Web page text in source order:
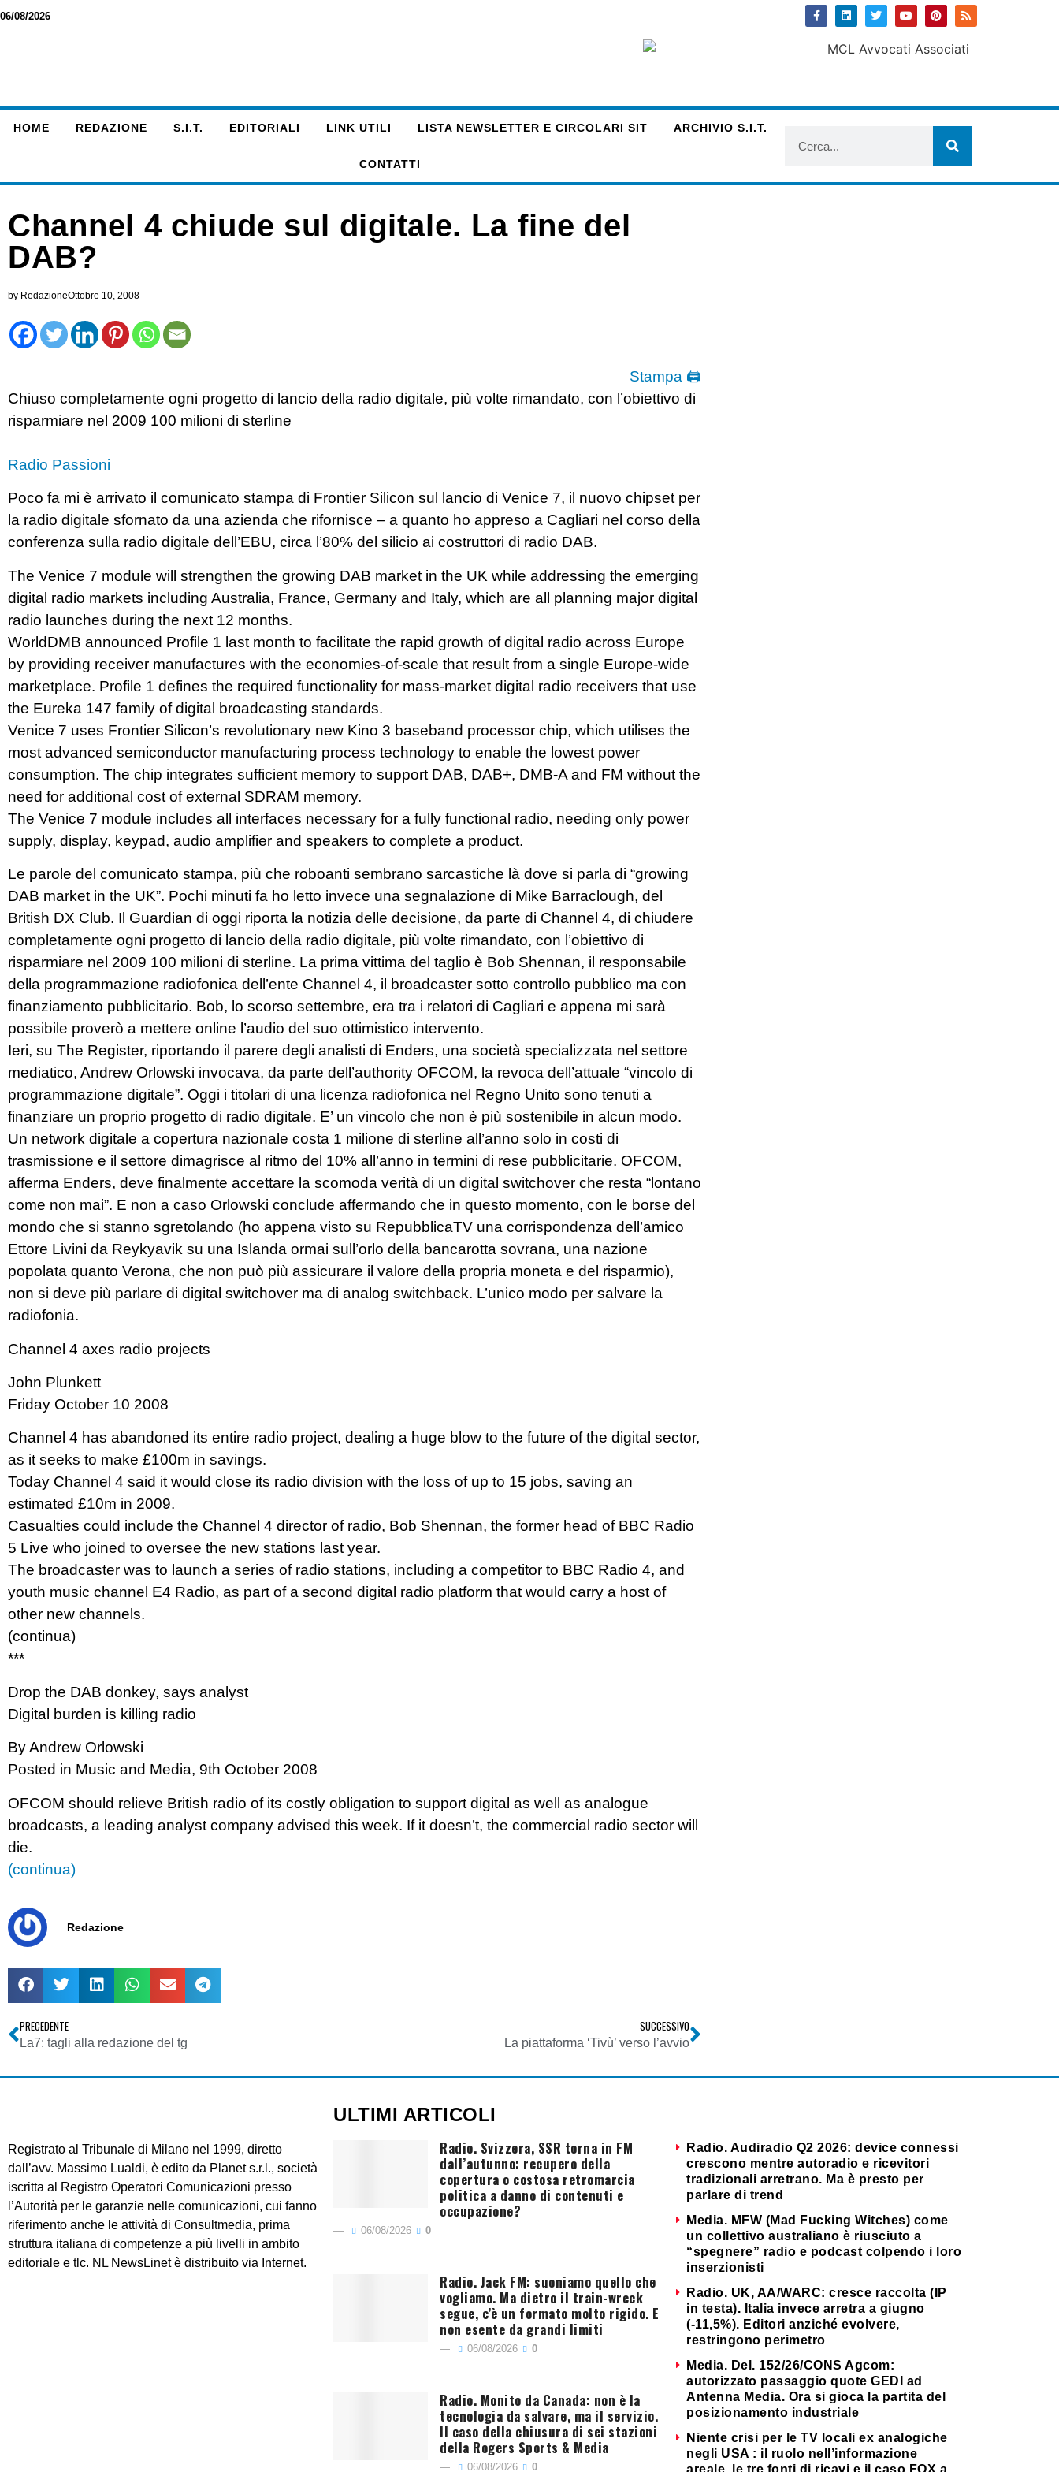
06/08/2026
HOME REDAZIONE S.I.T. EDITORIALI LINK UTILI LISTA NEWSLETTER E CIRCOLARI SIT ARCHIVIO S.I.T.
CONTATTI
Channel 4 chiude sul digitale. La fine del
DAB?
by RedazioneOttobre 10, 2008
Stampa 🖨
Chiuso completamente ogni progetto di lancio della radio digitale, più volte rimandato, con l’obiettivo di
risparmiare nel 2009 100 milioni di sterline
Radio Passioni
Poco fa mi è arrivato il comunicato stampa di Frontier Silicon sul lancio di Venice 7, il nuovo chipset per
la radio digitale sfornato da una azienda che rifornisce – a quanto ho appreso a Cagliari nel corso della
conferenza sulla radio digitale dell’EBU, circa l’80% del silicio ai costruttori di radio DAB.
The Venice 7 module will strengthen the growing DAB market in the UK while addressing the emerging
digital radio markets including Australia, France, Germany and Italy, which are all planning major digital
radio launches during the next 12 months.
WorldDMB announced Profile 1 last month to facilitate the rapid growth of digital radio across Europe
by providing receiver manufactures with the economies-of-scale that result from a single Europe-wide
marketplace. Profile 1 defines the required functionality for mass-market digital radio receivers that use
the Eureka 147 family of digital broadcasting standards.
Venice 7 uses Frontier Silicon’s revolutionary new Kino 3 baseband processor chip, which utilises the
most advanced semiconductor manufacturing process technology to enable the lowest power
consumption. The chip integrates sufficient memory to support DAB, DAB+, DMB-A and FM without the
need for additional cost of external SDRAM memory.
The Venice 7 module includes all interfaces necessary for a fully functional radio, needing only power
supply, display, keypad, audio amplifier and speakers to complete a product.
Le parole del comunicato stampa, più che roboanti sembrano sarcastiche là dove si parla di “growing
DAB market in the UK”. Pochi minuti fa ho letto invece una segnalazione di Mike Barraclough, del
British DX Club. Il Guardian di oggi riporta la notizia delle decisione, da parte di Channel 4, di chiudere
completamente ogni progetto di lancio della radio digitale, più volte rimandato, con l’obiettivo di
risparmiare nel 2009 100 milioni di sterline. La prima vittima del taglio è Bob Shennan, il responsabile
della programmazione radiofonica dell’ente Channel 4, il broadcaster sotto controllo pubblico ma con
finanziamento pubblicitario. Bob, lo scorso settembre, era tra i relatori di Cagliari e appena mi sarà
possibile proverò a mettere online l’audio del suo ottimistico intervento.
Ieri, su The Register, riportando il parere degli analisti di Enders, una società specializzata nel settore
mediatico, Andrew Orlowski invocava, da parte dell’authority OFCOM, la revoca dell’attuale “vincolo di
programmazione digitale”. Oggi i titolari di una licenza radiofonica nel Regno Unito sono tenuti a
finanziare un proprio progetto di radio digitale. E’ un vincolo che non è più sostenibile in alcun modo.
Un network digitale a copertura nazionale costa 1 milione di sterline all’anno solo in costi di
trasmissione e il settore dimagrisce al ritmo del 10% all’anno in termini di rese pubblicitarie. OFCOM,
afferma Enders, deve finalmente accettare la scomoda verità di un digital switchover che resta “lontano
come non mai”. E non a caso Orlowski conclude affermando che in questo momento, con le borse del
mondo che si stanno sgretolando (ho appena visto su RepubblicaTV una corrispondenza dell’amico
Ettore Livini da Reykyavik su una Islanda ormai sull’orlo della bancarotta sovrana, una nazione
popolata quanto Verona, che non può più assicurare il valore della propria moneta e del risparmio),
non si deve più parlare di digital switchover ma di analog switchback. L’unico modo per salvare la
radiofonia.
Channel 4 axes radio projects
John Plunkett
Friday October 10 2008
Channel 4 has abandoned its entire radio project, dealing a huge blow to the future of the digital sector,
as it seeks to make £100m in savings.
Today Channel 4 said it would close its radio division with the loss of up to 15 jobs, saving an
estimated £10m in 2009.
Casualties could include the Channel 4 director of radio, Bob Shennan, the former head of BBC Radio
5 Live who joined to oversee the new stations last year.
The broadcaster was to launch a series of radio stations, including a competitor to BBC Radio 4, and
youth music channel E4 Radio, as part of a second digital radio platform that would carry a host of
other new channels.
(continua)
***
Drop the DAB donkey, says analyst
Digital burden is killing radio
By Andrew Orlowski
Posted in Music and Media, 9th October 2008
OFCOM should relieve British radio of its costly obligation to support digital as well as analogue
broadcasts, a leading analyst company advised this week. If it doesn’t, the commercial radio sector will
die.
(continua)
Redazione
PRECEDENTE
La7: tagli alla redazione del tg
SUCCESSIVO
La piattaforma ‘Tivù’ verso l’avvio
Registrato al Tribunale di Milano nel 1999, diretto
dall’avv. Massimo Lualdi, è edito da Planet s.r.l., società
iscritta al Registro Operatori Comunicazioni presso
l’Autorità per le garanzie nelle comunicazioni, cui fanno
riferimento anche le attività di Consultmedia, prima
struttura italiana di competenze a più livelli in ambito
editoriale e tlc. NL NewsLinet è distribuito via Internet.
ULTIMI ARTICOLI
Radio. Svizzera, SSR torna in FM
dall’autunno: recupero della
copertura o costosa retromarcia
politica a danno di contenuti e
occupazione?
06/08/2026 0
Radio. Jack FM: suoniamo quello che
vogliamo. Ma dietro il train-wreck
segue, c’è un formato molto rigido. E
non esente da grandi limiti
06/08/2026 0
Radio. Monito da Canada: non è la
tecnologia da salvare, ma il servizio.
Il caso della chiusura di sei stazioni
della Rogers Sports & Media
06/08/2026 0
Radio. Audiradio Q2 2026: device connessi
crescono mentre autoradio e ricevitori
tradizionali arretrano. Ma è presto per
parlare di trend
Media. MFW (Mad Fucking Witches) come
un collettivo australiano è riusciuto a
“spegnere” radio e podcast colpendo i loro
inserzionisti
Radio. UK, AA/WARC: cresce raccolta (IP
in testa). Italia invece arretra a giugno
(-11,5%). Editori anziché evolvere,
restringono perimetro
Media. Del. 152/26/CONS Agcom:
autorizzato passaggio quote GEDI ad
Antenna Media. Ora si gioca la partita del
posizionamento industriale
Niente crisi per le TV locali ex analogiche
negli USA : il ruolo nell’informazione
areale, le tre fonti di ricavi e il caso FOX a